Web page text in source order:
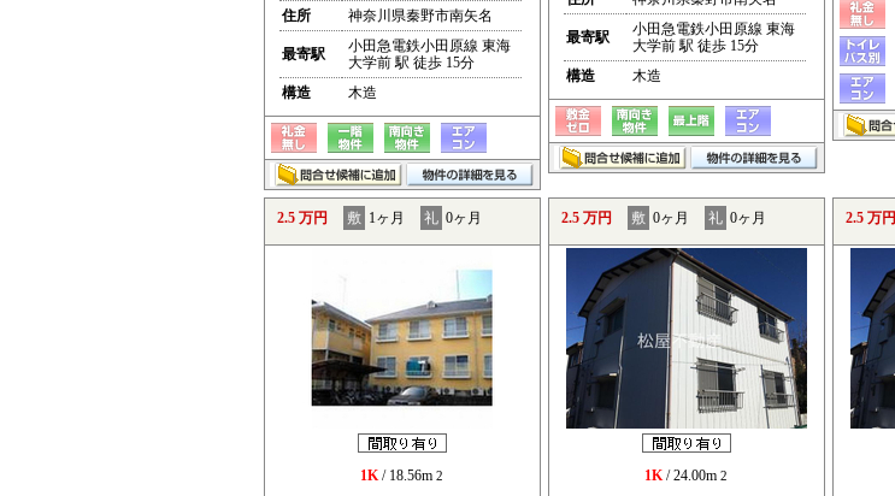
住所
神奈川県秦野市南矢名
最寄駅
小田急電鉄小田原線 東海
大学前 駅 徒歩 15分
構造
木造
最寄駅
小田急電鉄小田原線 東海
大学前 駅 徒歩 15分
構造
木造
2.5 万円 敷 1ヶ月 礼 0ヶ月
1K/ 18.56m 2
2.5 万円 敷 0ヶ月 礼 0ヶ月
1K/ 24.00m 2
2.5 万円